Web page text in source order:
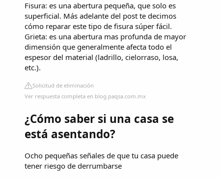
Fisura: es una abertura pequeña, que solo es
superficial. Más adelante del post te decimos
cómo reparar este tipo de fisura súper fácil.
Grieta: es una abertura mas profunda de mayor
dimensión que generalmente afecta todo el
espesor del material (ladrillo, cielorraso, losa,
etc.).
Solicitud de eliminación
Ver respuesta completa en blog.paqsa.com.mx
¿Cómo saber si una casa se
está asentando?
Ocho pequeñas señales de que tu casa puede
tener riesgo de derrumbarse